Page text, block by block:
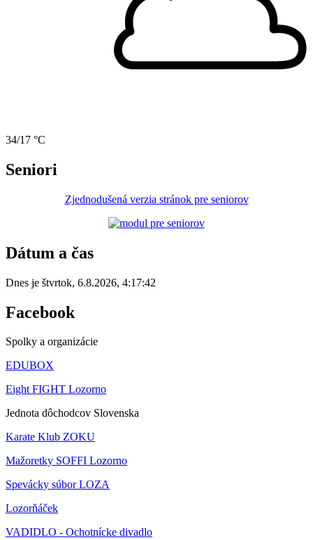
34/17 °C
Seniori
Zjednodušená verzia stránok pre seniorov
Dátum a čas
Dnes je štvrtok, 6.8.2026, 4:17:42
Facebook
Spolky a organizácie
EDUBOX
Eight FIGHT Lozorno
Jednota dôchodcov Slovenska
Karate Klub ZOKU
Mažoretky SOFFI Lozorno
Spevácky súbor LOZA
Lozorňáček
VADIDLO - Ochotnícke divadlo